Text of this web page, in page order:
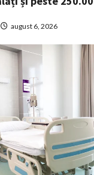
august 6, 2026